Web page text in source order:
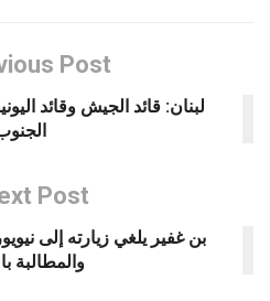
Post
لبنان: قائد الجيش وقائد
Post
بن غفير يلغي زيارته إلى
والمطالبة